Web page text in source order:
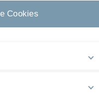
Cookies